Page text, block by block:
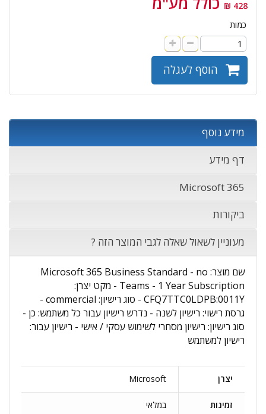
428 ₪
כמות
הוסף לעגלה
מידע נוסף
דף מידע
Microsoft 365
ביקורות
מעוניין לשאול שאלה לגבי המוצר הזה ?
שם מוצר: Microsoft 365 Business Standard - no
Teams - 1 Year Subscription - מקט יצרן:
CFQ7TTC0LDPB:0011Y - סוג רישיון: commercial -
גרסת רישוי: רישיון לשנה - נדרש רישיון עבור כל משתמש: כן -
סוג רישיון: רישיון מסחרי לשימוש עסקי / אישי - רישיון עבור:
רישיון למשתמש
יצרן Microsoft
זמינות במלאי